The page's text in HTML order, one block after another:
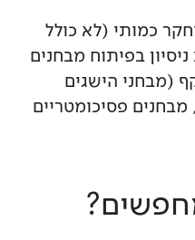
כמותי (לא כולל
בפיתוח מבחנים
(מבחני הישגים
מבחנים פסיכומטריים